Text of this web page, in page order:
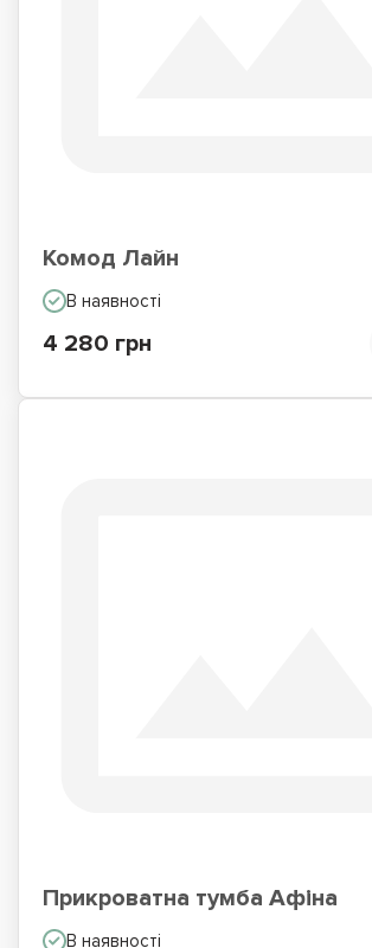
Комод Лайн
В наявності
4 280 грн
Прикроватна тумба Афіна
В наявності